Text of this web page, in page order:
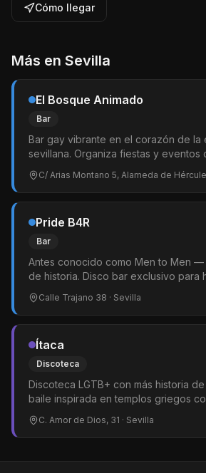
Cómo llegar
Más en Sevilla
El Bosque Animado
Bar
Bar gay vibrante en el corazón de la
sevillana. Organiza fiestas y eventos
animada especialmente los viernes y
C/ Arias Montano 5, Alameda de
Pride B4R
Bar
Antes conocido como Men to Men —
de historia. Disco bar exclusivo para
especialmente osos. Pista de baile
shows de drag de jueves a sábado.
referencia de Sevilla. Entreda por
Calle Trajano 38 · Sevilla
Ítaca
Discoteca
Discoteca LGTB+ con más historia
baile inspirada en templos griegos
planta superior. Los viernes fiesta
shows drag. Ambiente más oscuro e
C. Amor de Dios, 31 · Sevilla